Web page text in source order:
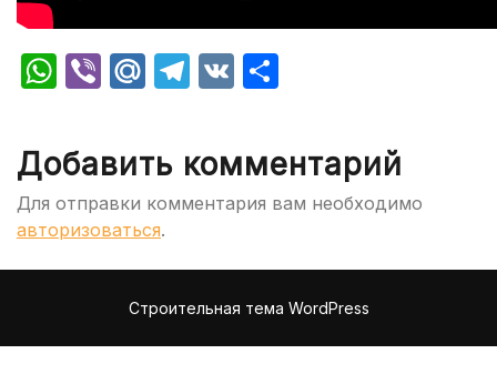
WhatsApp
ViberMail.Ru
Telegram
VK
Добавить комментарий
Для отправки комментария вам необходимо
авторизоваться.
Строительная тема WordPress